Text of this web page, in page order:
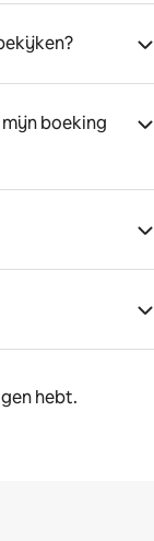
boeking
hebt.